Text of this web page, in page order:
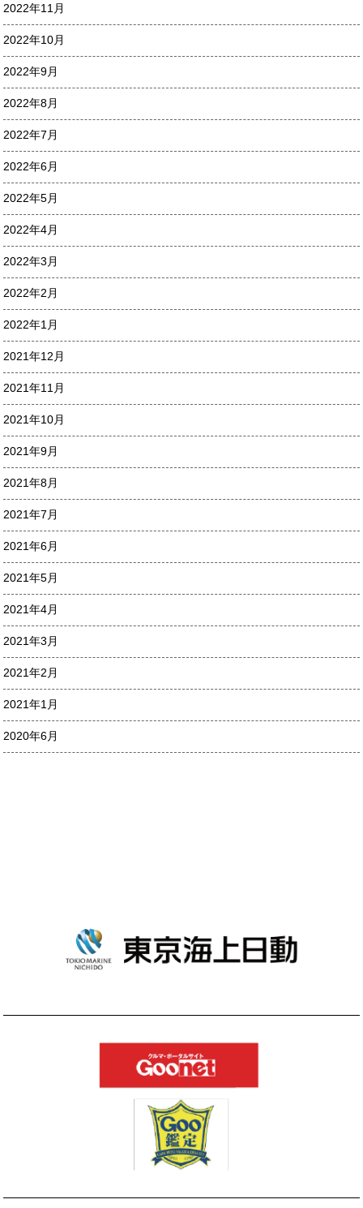
2022年11月
2022年10月
2022年9月
2022年8月
2022年7月
2022年6月
2022年5月
2022年4月
2022年3月
2022年2月
2022年1月
2021年12月
2021年11月
2021年10月
2021年9月
2021年8月
2021年7月
2021年6月
2021年5月
2021年4月
2021年3月
2021年2月
2021年1月
2020年6月